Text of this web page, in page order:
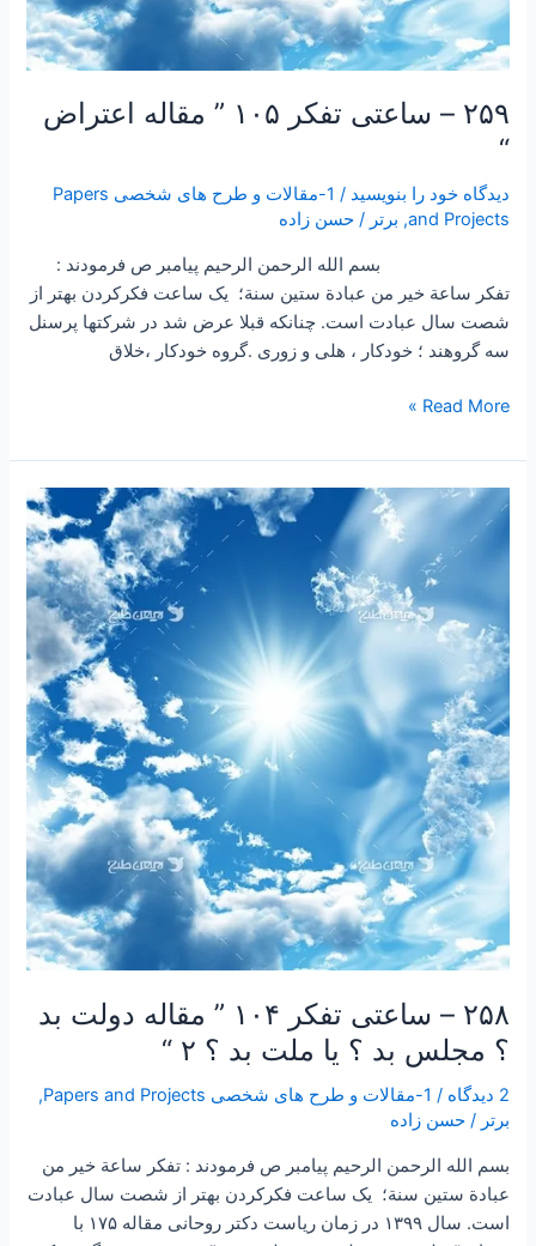
۲۵۹ – ساعتی تفکر ۱۰۵ ” مقاله اعتراض
“
دیدگاه‌ خود را بنویسید /
1-مقالات و طرح های شخصی Papers
and Projects
, برتر /حسن زاده
بسم الله الرحمن الرحیم پیامبر ص فرمودند :
تفكر ساعة خير من عبادة ستين سنة؛ یک ساعت فکرکردن بهتر از
شصت سال عبادت است. چنانکه قبلا عرض شد در شرکتها پرسنل
سه گروهند ؛ خودکار ، هلی و زوری .گروه خودکار ،خلاق
Read More »
۲۵۸ – ساعتی تفکر ۱۰۴ ” مقاله دولت بد
؟ مجلس بد ؟ یا ملت بد ؟ ۲ “
2 دیدگاه / 1-مقالات و طرح های شخصی Papers and Projects
,
برتر /حسن زاده
بسم الله الرحمن الرحیم پیامبر ص فرمودند : تفكر ساعة خير من
عبادة ستين سنة؛ یک ساعت فکرکردن بهتر از شصت سال عبادت
است. سال ۱۳۹۹ در زمان ریاست دکتر روحانی مقاله ۱۷۵ با
۲۵۸
ساعتی
۱۰۴
”
مقاله
دولت
بد
؟
مجلس
بد
؟
“